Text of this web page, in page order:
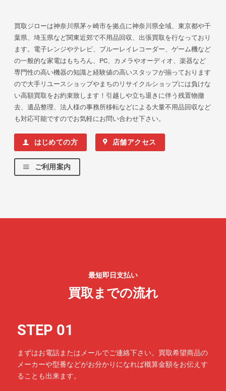
買取ジローは神奈川県茅ヶ崎市を拠点に神奈川県全域、東京都や千
葉県、埼玉県など関東近郊で不用品回収、出張買取を行なっており
ます。電子レンジやテレビ、ブルーレイレコーダー、ゲーム機など
の一般的な家電はもちろん、PC、カメラやオーディオ、楽器など
専門性の高い機器の知識と経験値の高いスタッフが揃っております
ので大手リユースショップやまちのリサイクルショップには負けな
い高額買取をお約束致します！引越しや立ち退きに伴う残置物撤
去、遺品整理、法人様の事務所移転などによる大量不用品回収など
も対応可能ですのでお気軽にお問い合わせ下さい。
はじめての方 店舗アクセス
ご利用案内
最短即日支払い
買取までの流れ
STEP 01
まずはお電話またはメールでご連絡下さい。買取希望商品の
メーカーや型番などがお分かりになれば概算金額をお伝えす
ることも出来ます。